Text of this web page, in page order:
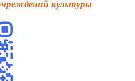
культуры